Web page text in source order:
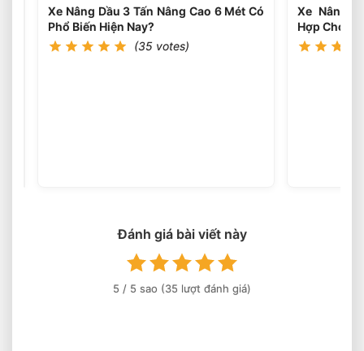
Cho
Nhà
Máy
Xe Nâng Dầu 3 Tấn Nâng Cao 6 Mét Có
Phổ Biến Hiện Nay?
(35 votes)
Xe Nâng
Hợp Cho
Đánh giá bài viết này
5 / 5 sao (35 lượt đánh giá)